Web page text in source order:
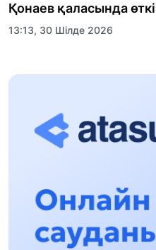
Қонаев қаласында
13:13, 30 Шілде 2026
Асхат Асылбеков:
12:01, 28 Шілде 2026
16:15, 27 Шілде 2026
Өскенбай